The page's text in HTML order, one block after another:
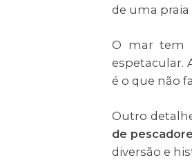
de uma praia
O mar tem
espetacular.
é o que não
Outro
de
diversão e